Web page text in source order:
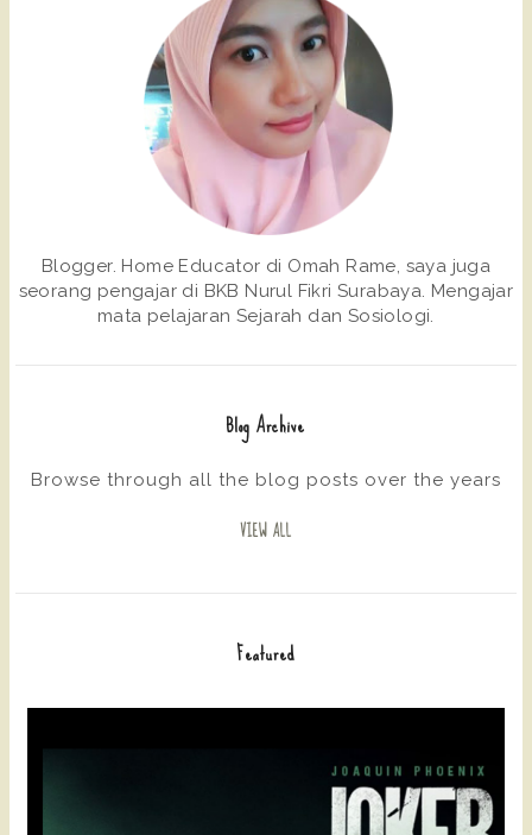
Blogger. Home Educator di Omah Rame, saya juga
seorang pengajar di BKB Nurul Fikri Surabaya. Mengajar
mata pelajaran Sejarah dan Sosiologi.
Blog Archive
Browse through all the blog posts over the years
VIEW ALL
Featured